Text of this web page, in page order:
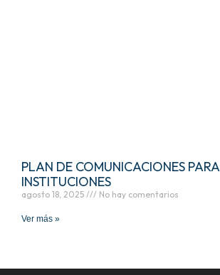
PLAN DE COMUNICACIONES PARA
INSTITUCIONES
agosto 18, 2025 No hay comentarios
Ver más »